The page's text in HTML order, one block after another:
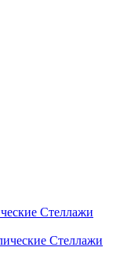
Стеллажи
Стеллажи